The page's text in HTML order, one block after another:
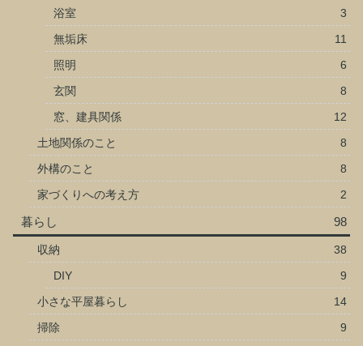
浴室
3
無垢床
11
照明
6
玄関
8
窓、建具関係
12
土地関係のこと
8
外構のこと
8
家づくりへの考え方
2
暮らし 98
収納
38
DIY
9
小さな平屋暮らし
14
掃除
9